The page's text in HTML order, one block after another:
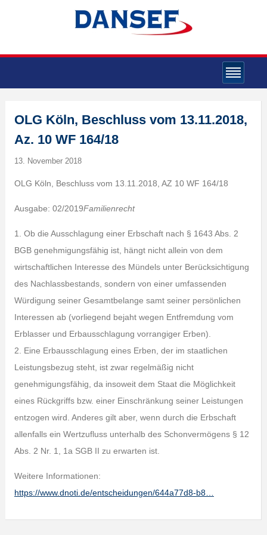
OLG Köln, Beschluss vom 13.11.2018,
Az. 10 WF 164/18
13. November 2018
OLG Köln, Beschluss vom 13.11.2018, AZ 10 WF 164/18
Ausgabe: 02/2019Familienrecht
1. Ob die Ausschlagung einer Erbschaft nach § 1643 Abs. 2
BGB genehmigungsfähig ist, hängt nicht allein von dem
wirtschaftlichen Interesse des Mündels unter Berücksichtigung
des Nachlassbestands, sondern von einer umfassenden
Würdigung seiner Gesamtbelange samt seiner persönlichen
Interessen ab (vorliegend bejaht wegen Entfremdung vom
Erblasser und Erbausschlagung vorrangiger Erben).
2. Eine Erbausschlagung eines Erben, der im staatlichen
Leistungsbezug steht, ist zwar regelmäßig nicht
genehmigungsfähig, da insoweit dem Staat die Möglichkeit
eines Rückgriffs bzw. einer Einschränkung seiner Leistungen
entzogen wird. Anderes gilt aber, wenn durch die Erbschaft
allenfalls ein Wertzufluss unterhalb des Schonvermögens § 12
Abs. 2 Nr. 1, 1a SGB II zu erwarten ist.
Weitere Informationen:
https://www.dnoti.de/entscheidungen/644a77d8-b8…